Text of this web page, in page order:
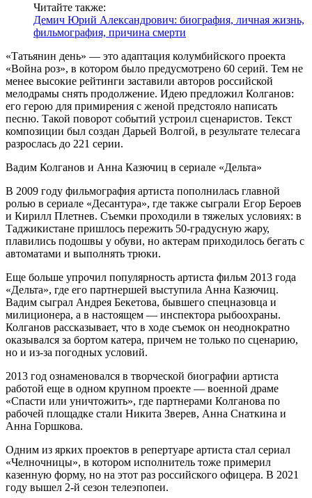
Читайте также:
Демич Юрий Александрович: биография, личная жизнь,
фильмография, причина смерти
«Татьянин день» — это адаптация колумбийского проекта
«Война роз», в котором было предусмотрено 60 серий. Тем не
менее высокие рейтинги заставили авторов российской
мелодрамы снять продолжение. Идею предложил Колганов:
его герою для примирения с женой предстояло написать
песню. Такой поворот событий устроил сценаристов. Текст
композиции был создан Дарьей Волгой, в результате телесага
разрослась до 221 серии.
Вадим Колганов и Анна Казючиц в сериале «Дельта»
В 2009 году фильмография артиста пополнилась главной
ролью в сериале «Десантура», где также сыграли Егор Бероев
и Кирилл Плетнев. Съемки проходили в тяжелых условиях: в
Таджикистане пришлось пережить 50-градусную жару,
плавились подошвы у обуви, но актерам приходилось бегать с
автоматами и выполнять трюки.
Еще больше упрочил популярность артиста фильм 2013 года
«Дельта», где его партнершей выступила Анна Казючиц.
Вадим сыграл Андрея Бекетова, бывшего спецназовца и
милиционера, а в настоящем — инспектора рыбоохраны.
Колганов рассказывает, что в ходе съемок он неоднократно
оказывался за бортом катера, причем не только по сценарию,
но и из-за погодных условий.
2013 год ознаменовался в творческой биографии артиста
работой еще в одном крупном проекте — военной драме
«Спасти или уничтожить», где партнерами Колганова по
рабочей площадке стали Никита Зверев, Анна Снаткина и
Анна Горшкова.
Одним из ярких проектов в репертуаре артиста стал сериал
«Челночницы», в котором исполнитель тоже примерил
казенную форму, но на этот раз российского офицера. В 2021
году вышел 2-й сезон телеэпопеи.